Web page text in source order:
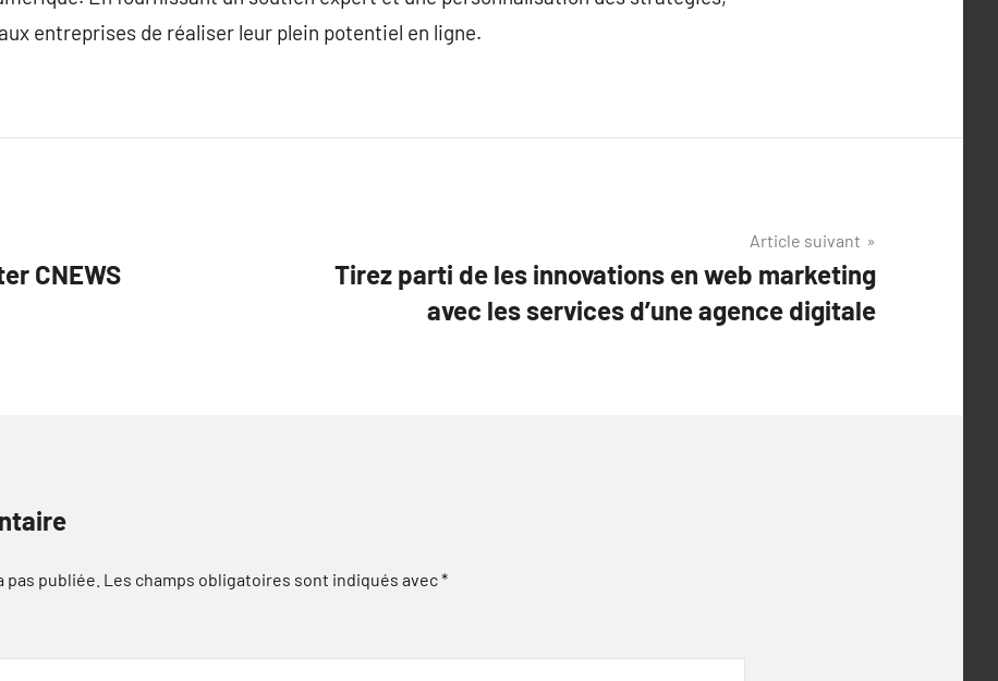
entreprises de réaliser leur plein potentiel en ligne.
CNEWS
Article suivant
Tirez parti de les innovations en web marketing
avec les services d’une agence digitale
publiée. Les champs obligatoires sont indiqués avec*